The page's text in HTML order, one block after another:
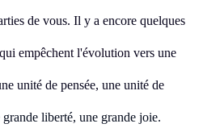
de vous. Il y a encore quelques
empêchent l'évolution vers une
unité de pensée, une unité de
liberté, une grande joie.